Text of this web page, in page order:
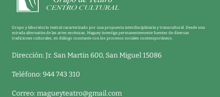
Grupo y laboratorio teatral caracterizado por una propuesta interdisciplinaria y transcultural. Desde una
mirada alternativa de las artes escénicas, Maguey investiga permanentemente fuentes de diversas
tradiciones culturales, en diálogo constante con los procesos sociales contemporáneos.
Dirección: Jr. San Martin 600, San Miguel 15086
Teléfono: 944 743 310
Correo: magueyteatro@gmail.com